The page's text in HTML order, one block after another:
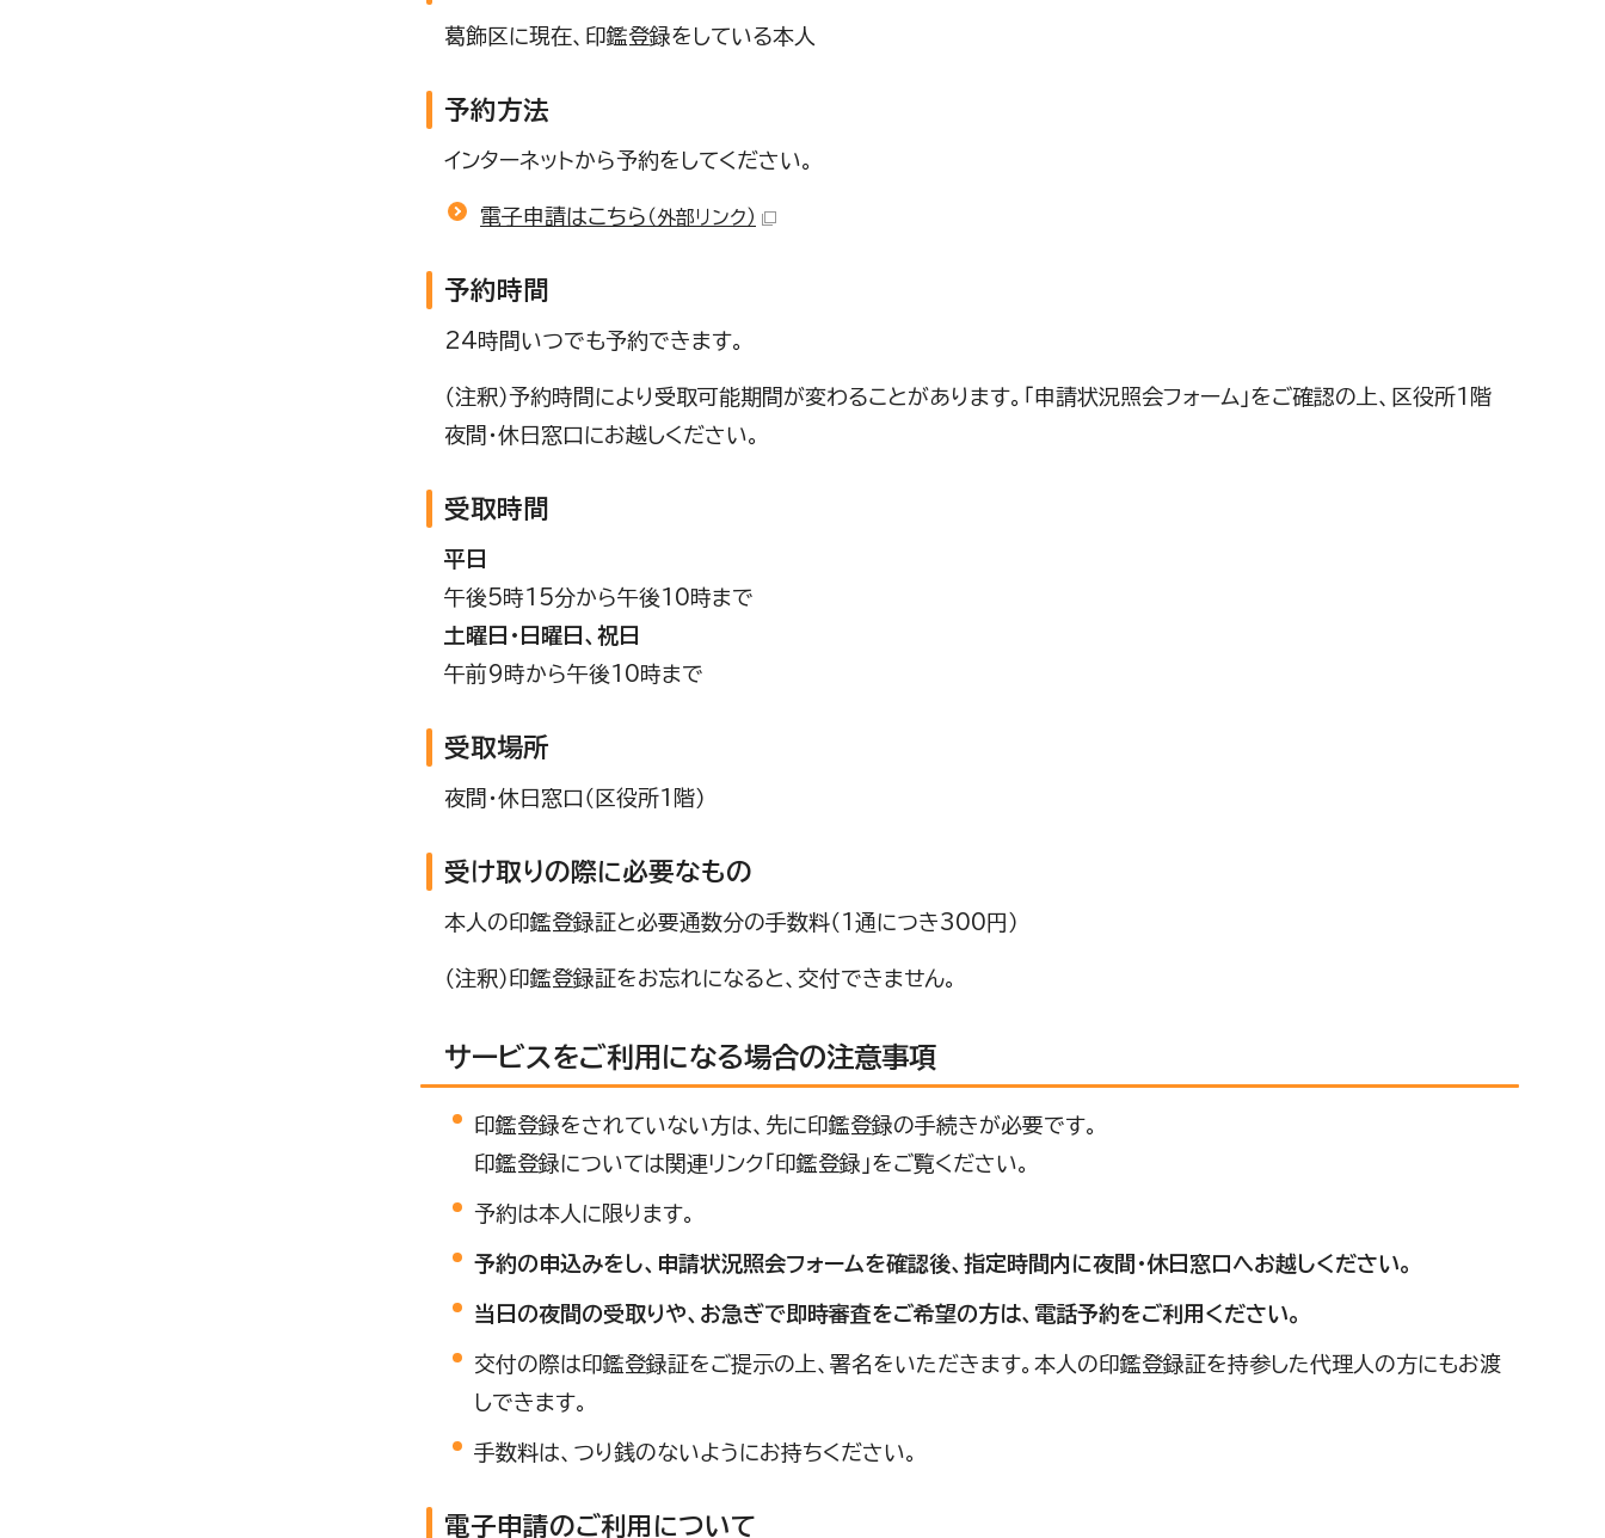
葛飾区に現在、印鑑登録をしている本人
予約方法
インターネットから予約をしてください。
電子申請はこちら （外部リンク）
予約時間
24時間いつでも予約できます。
（注釈）予約時間により受取可能期間が変わることがあります。「申請状況照会フォーム」をご確認の上、区役所1階
夜間・休日窓口にお越しください。
受取時間
平日
午後5時15分から午後10時まで
土曜日・日曜日、祝日
午前9時から午後10時まで
受取場所
夜間・休日窓口（区役所1階）
受け取りの際に必要なもの
本人の印鑑登録証と必要通数分の手数料（1通につき300円）
（注釈）印鑑登録証をお忘れになると、交付できません。
サービスをご利用になる場合の注意事項
印鑑登録をされていない方は、先に印鑑登録の手続きが必要です。
印鑑登録については関連リンク「印鑑登録」をご覧ください。
予約は本人に限ります。
予約の申込みをし、申請状況照会フォームを確認後、指定時間内に夜間・休日窓口へお越しください。
当日の夜間の受取りや、お急ぎで即時審査をご希望の方は、電話予約をご利用ください。
交付の際は印鑑登録証をご提示の上、署名をいただきます。本人の印鑑登録証を持参した代理人の方にもお渡
しできます。
手数料は、つり銭のないようにお持ちください。
電子申請のご利用について